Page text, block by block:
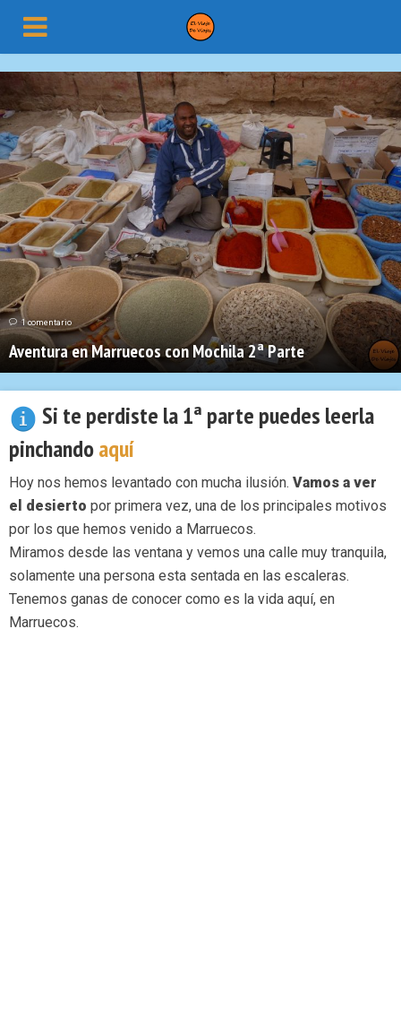
1 comentario
Aventura en Marruecos con Mochila 2ª Parte
Si te perdiste la 1ª parte puedes leerla
pinchandoaquí
Hoy nos hemos levantado con mucha ilusión. Vamos a ver
el desierto por primera vez, una de los principales motivos
por los que hemos venido a Marruecos.
Miramos desde las ventana y vemos una calle muy tranquila,
solamente una persona esta sentada en las escaleras.
Tenemos ganas de conocer como es la vida aquí, en
Marruecos.